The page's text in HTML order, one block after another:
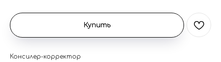
Купить
Консилер-корректор